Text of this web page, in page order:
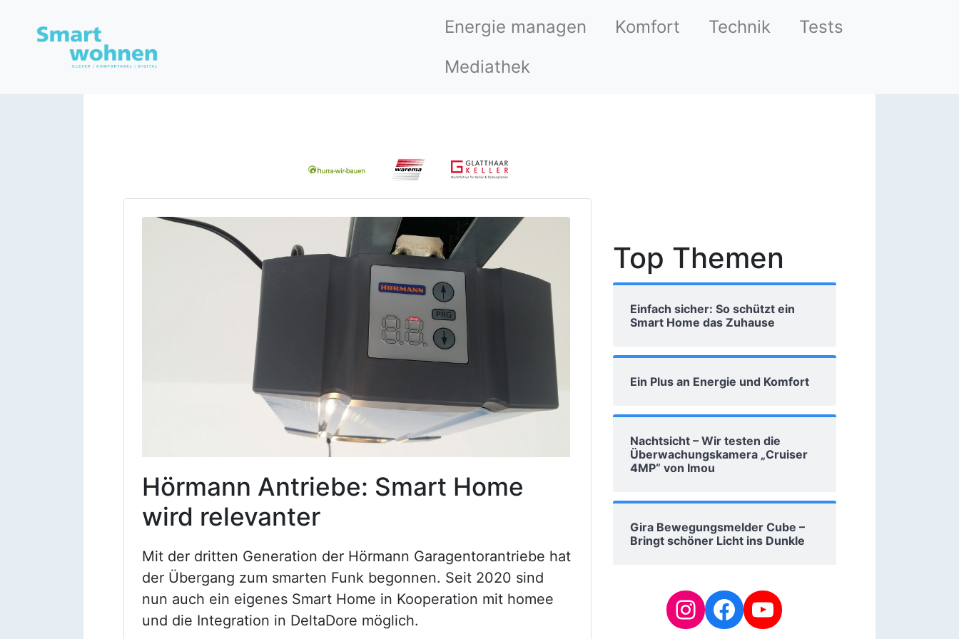
Energie managen Komfort Technik
Tests
Mediathek
Hörmann Antriebe: Smart Home
wird relevanter
Mit der dritten Generation der Hörmann Garagentorantriebe hat
der Übergang zum smarten Funk begonnen. Seit 2020 sind
nun auch ein eigenes Smart Home in Kooperation mit homee
und die Integration in DeltaDore möglich.
Top Themen
Einfach sicher: So schützt ein
Smart Home das Zuhause
Ein Plus an Energie und Komfort
Nachtsicht – Wir testen die
Überwachungskamera „Cruiser
4MP“ von Imou
Gira Bewegungsmelder Cube –
Bringt schöner Licht ins Dunkle